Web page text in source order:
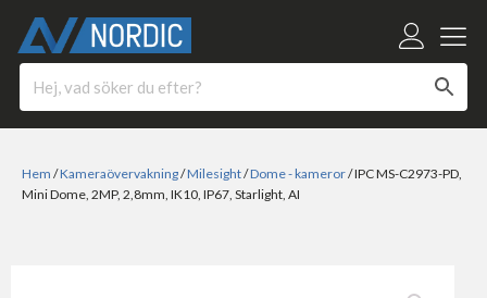
Hem /Kameraövervakning/Milesight/Dome - kameror/ IPC MS-C2973-PD,
Mini Dome, 2MP, 2,8mm, IK10, IP67, Starlight, AI